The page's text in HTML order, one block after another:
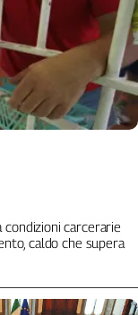
carcerarie
caldo che supera